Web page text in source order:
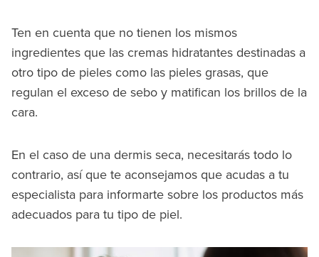
Ten en cuenta que no tienen los mismos
ingredientes que las cremas hidratantes destinadas a
otro tipo de pieles como las pieles grasas, que
regulan el exceso de sebo y matifican los brillos de la
cara.
En el caso de una dermis seca, necesitarás todo lo
contrario, así que te aconsejamos que acudas a tu
especialista para informarte sobre los productos más
adecuados para tu tipo de piel.